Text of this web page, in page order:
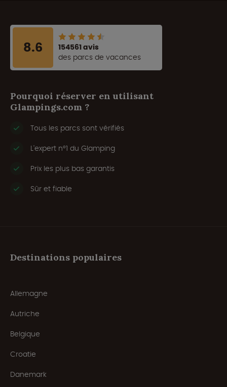
8.6
154561 avis
des parcs de vacances
Pourquoi réserver en utilisant
Glampings.com ?
Tous les parcs sont vérifiés
L'expert n°1 du Glamping
Prix les plus bas garantis
Sûr et fiable
Destinations populaires
Allemagne
Autriche
Belgique
Croatie
Danemark